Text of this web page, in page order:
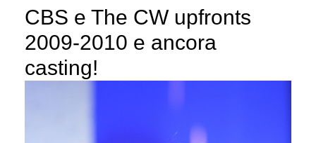
CBS e The CW upfronts
2009-2010 e ancora
casting!